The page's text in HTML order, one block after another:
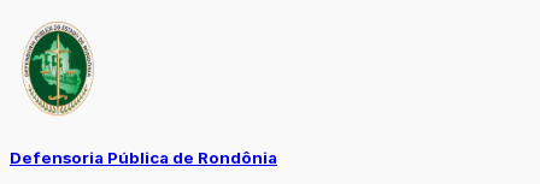
Defensoria Pública de Rondônia